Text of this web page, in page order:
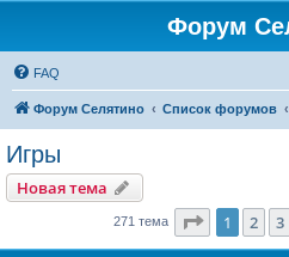
Форум
FAQ
Форум Селятино Список форумов
Игры
Новая тема
271 тема Страница
1 2 3